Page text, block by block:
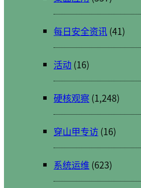
每日安全资讯(41)
活动 (16)
硬核观察 (1,248)
穿山甲专访(16)
系统运维 (623)